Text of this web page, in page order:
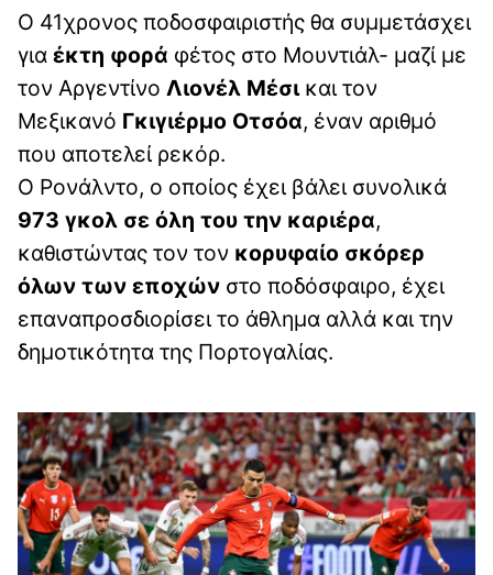
Ο 41χρονος ποδοσφαιριστής θα συμμετάσχει
για έκτη φορά φέτος στο Μουντιάλ- μαζί με
τον Αργεντίνο Λιονέλ Μέσικαι τον
Μεξικανό Γκιγιέρμο Οτσόα, έναν αριθμό
που αποτελεί ρεκόρ.
O Ρονάλντο, ο οποίος έχει βάλει συνολικά
973 γκολ σε όλη του την καριέρα,
καθιστώντας τον τον κορυφαίο σκόρερ
όλων των εποχών στο ποδόσφαιρο, έχει
επαναπροσδιορίσει το άθλημα αλλά και την
δημοτικότητα της Πορτογαλίας.